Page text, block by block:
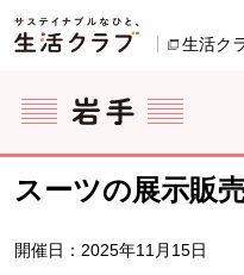
ページの先頭です。
生活ク
ここからサイト内共通メニ
サイト内共通メニューをス
サイト内共通メニューここま
スーツの展示販
開催日：2025年11月15日